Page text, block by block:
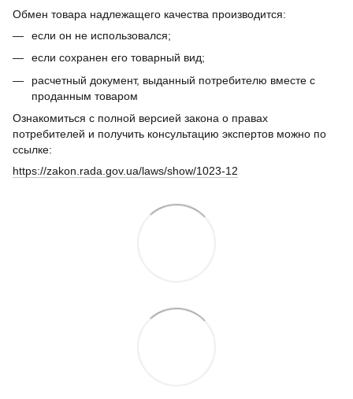
Обмен товара надлежащего качества производится:
если он не использовался;
если сохранен его товарный вид;
расчетный документ, выданный потребителю вместе с
проданным товаром
Ознакомиться с полной версией закона о правах
потребителей и получить консультацию экспертов можно по
ссылке:
https://zakon.rada.gov.ua/laws/show/1023-12